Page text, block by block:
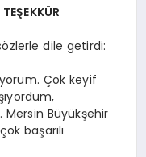
dile getirdi:
Çok keyif
Büyükşehir
başarılı